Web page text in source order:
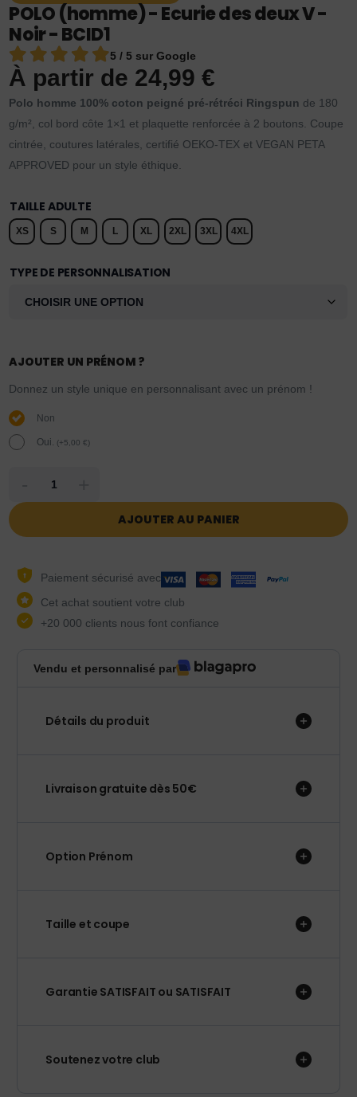
POLO (homme) - Ecurie des deux V -
Noir - BCID1
5 / 5 sur Google
À partir de 24,99€
Polo homme 100% coton peigné pré-rétréci Ringspun de 180
g/m², col bord côte 1×1 et plaquette renforcée à 2 boutons. Coupe
cintrée, coutures latérales, certifié OEKO-TEX et VEGAN PETA
APPROVED pour un style éthique.
TAILLE ADULTE
XS S M L XL 2XL 3XL 4XL
TYPE DE PERSONNALISATION
AJOUTER UN PRÉNOM ?
Donnez un style unique en personnalisant avec un prénom !
Non
Oui. (+5,00€)
AJOUTER AU PANIER
Paiement sécurisé avec
Cet achat soutient votre club
+20 000 clients nous font confiance
Vendu et personnalisé par
Détails du produit
Livraison gratuite dès 50€
Option Prénom
Taille et coupe
Garantie SATISFAIT ou SATISFAIT
Soutenez votre club